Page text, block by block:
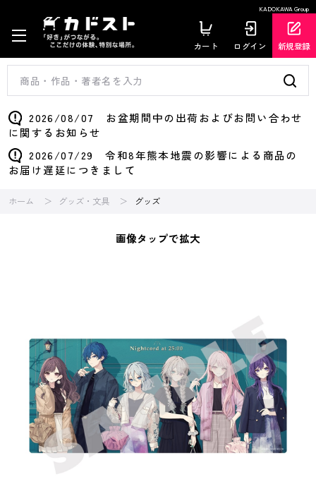
KADOKAWA Group
カート ログイン 新規登録
2026/08/07 お盆期間中の出荷およびお問い合わせ
に関するお知らせ
2026/07/29 令和8年熊本地震の影響による商品の
お届け遅延につきまして
ホーム グッズ・文具 グッズ
画像タップで拡大